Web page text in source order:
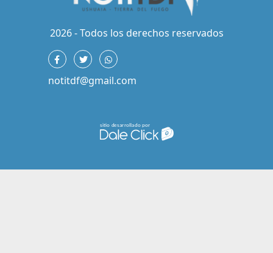
2026 - Todos los derechos reservados
notitdf@gmail.com